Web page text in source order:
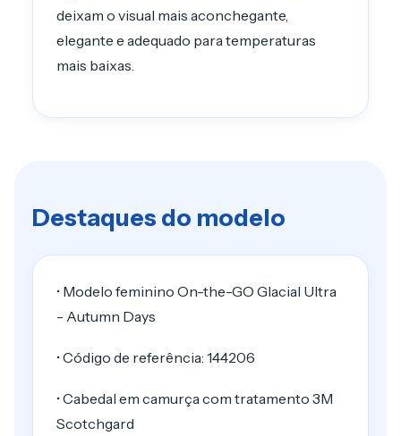
deixam o visual mais aconchegante,
elegante e adequado para temperaturas
mais baixas.
Destaques do modelo
• Modelo feminino On-the-GO Glacial Ultra
- Autumn Days
• Código de referência: 144206
• Cabedal em camurça com tratamento 3M
Scotchgard